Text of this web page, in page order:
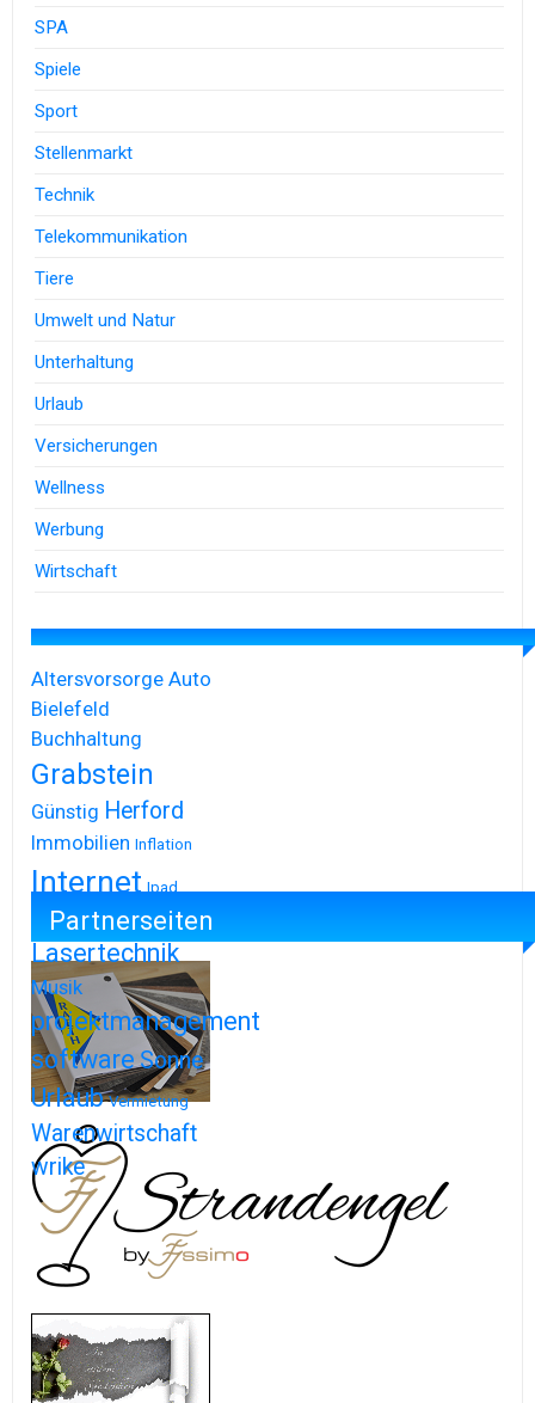
SPA
Spiele
Sport
Stellenmarkt
Technik
Telekommunikation
Tiere
Umwelt und Natur
Unterhaltung
Urlaub
Versicherungen
Wellness
Werbung
Wirtschaft
Altersvorsorge Auto
Bielefeld
Buchhaltung
Grabstein
Günstig Herford
Immobilien Inflation
Internet Ipad
Iphone
Lasertechnik
Musik
projektmanagement
softwareSonne
Urlaub Vermietung
Warenwirtschaft
wrike
Partnerseiten